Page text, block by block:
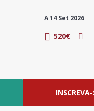
A 14 Set 2026
520€